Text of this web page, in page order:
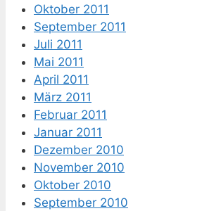
Oktober 2011
September 2011
Juli 2011
Mai 2011
April 2011
März 2011
Februar 2011
Januar 2011
Dezember 2010
November 2010
Oktober 2010
September 2010